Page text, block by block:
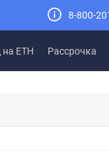
8-800-
на ЕТН Рассрочка